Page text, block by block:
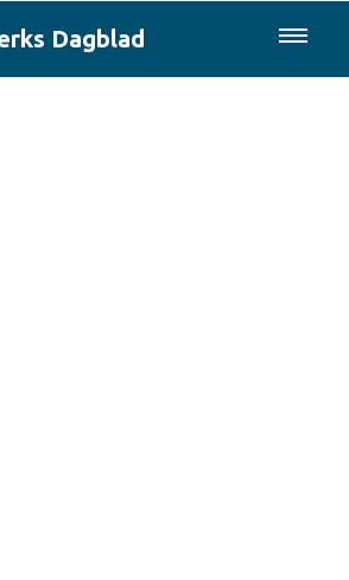
Dagblad